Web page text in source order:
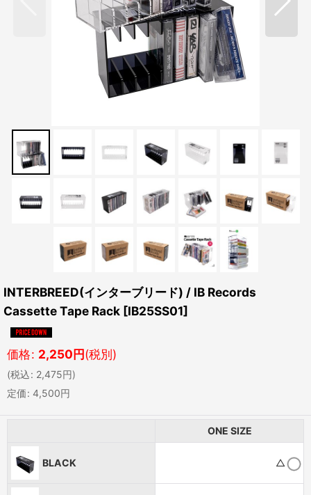
INTERBREED(インターブリード) / IB Records
Cassette Tape Rack [IB25SS01]
価格: 2,250円(税別)
(税込: 2,475円)
定価: 4,500円
ONE SIZE
BLACK △